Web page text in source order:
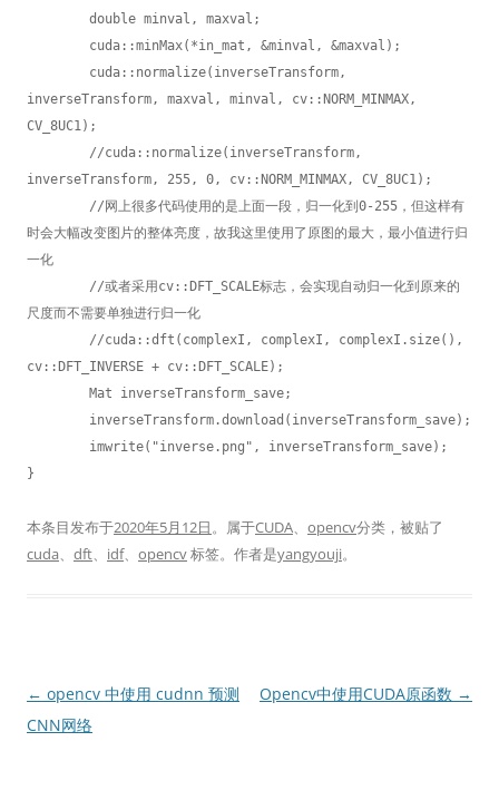
inverseTransform, maxval, minval, cv::NORM_MINMAX,
CV_8UC1);
inverseTransform, 255, 0, cv::NORM_MINMAX, CV_8UC1);
时会大幅改变图片的整体亮度，故我这里使用了原图的最大，最小值进行归
一化
尺度而不需要单独进行归一化
cv::DFT_INVERSE + cv::DFT_SCALE);
}
本条目发布于2020年5月12日。属于CUDA、 opencv分类，被贴了
cuda、 dft、 idf、 opencv标签。 作者是yangyouji。
文
章
← opencv 中使用 cudnn 预测
CNN网络
Opencv中使用CUDA原函数 →